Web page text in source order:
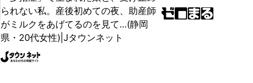
られない私。産後初めての夜、助産師
がミルクをあげてるのを見て...(静岡
県・20代女性)|Jタウンネット